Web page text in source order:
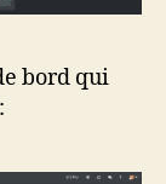
bord qui